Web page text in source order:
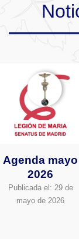
Agenda mayo
2026
Publicada el: 29 de
mayo de 2026